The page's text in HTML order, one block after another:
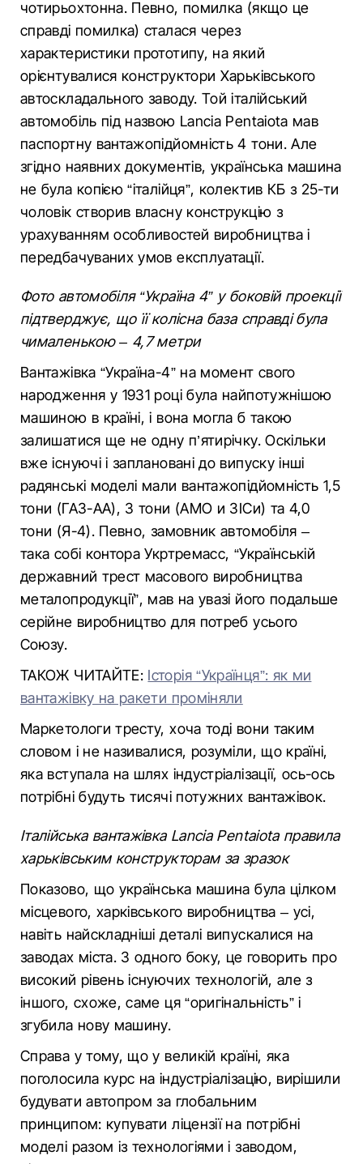
чотирьохтонна. Певно, помилка (якщо це
справді помилка) сталася через
характеристики прототипу, на який
орієнтувалися конструктори Харьківського
автоскладального заводу. Той італійський
автомобіль під назвою Lancia Pentaiota мав
паспортну вантажопідйомність 4 тони. Але
згідно наявних документів, українська машина
не була копією “італійця”, колектив КБ з 25-ти
чоловік створив власну конструкцію з
урахуванням особливостей виробництва і
передбачуваних умов експлуатації.
Фото автомобіля “Україна 4” у боковій проекції
підтверджує, що її колісна база справді була
чималенькою – 4,7 метри
Вантажівка “Україна-4” на момент свого
народження у 1931 році була найпотужнішою
машиною в країні, і вона могла б такою
залишатися ще не одну п’ятирічку. Оскільки
вже існуючі і заплановані до випуску інші
радянські моделі мали вантажопідйомність 1,5
тони (ГАЗ-АА), 3 тони (АМО и ЗІСи) та 4,0
тони (Я-4). Певно, замовник автомобіля –
така собі контора Укртремасс, “Українській
державний трест масового виробництва
металопродукції”, мав на увазі його подальше
серійне виробництво для потреб усього
Союзу.
ТАКОЖ ЧИТАЙТЕ: Історія “Українця”: як ми
вантажівку на ракети проміняли
Маркетологи тресту, хоча тоді вони таким
словом і не називалися, розуміли, що країні,
яка вступала на шлях індустріалізації, ось-ось
потрібні будуть тисячі потужних вантажівок.
Італійська вантажівка Lancia Pentaiota правила
харьківським конструкторам за зразок
Показово, що українська машина була цілком
місцевого, харківського виробництва – усі,
навіть найскладніші деталі випускалися на
заводах міста. З одного боку, це говорить про
високий рівень існуючих технологій, але з
іншого, схоже, саме ця “оригінальність” і
згубила нову машину.
Справа у тому, що у великій країні, яка
поголосила курс на індустріалізацію, вирішили
будувати автопром за глобальним
принципом: купувати ліцензії на потрібні
моделі разом із технологіями і заводом,